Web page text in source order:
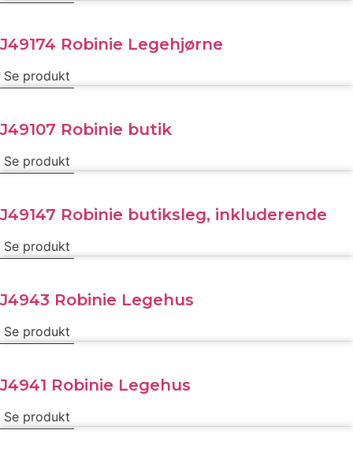
J49174 Robinie Legehjørne
Se produkt
J49107 Robinie butik
Se produkt
J49147 Robinie butiksleg, inkluderende
Se produkt
J4943 Robinie Legehus
Se produkt
J4941 Robinie Legehus
Se produkt